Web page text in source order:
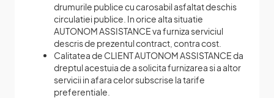
drumurile publice cu carosabil asfaltat deschis
circulatiei publice. In orice alta situatie
AUTONOM ASSISTANCE va furniza serviciul
descris de prezentul contract, contra cost.
Calitatea de CLIENT AUTONOM ASSISTANCE da
dreptul acestuia de a solicita furnizarea si a altor
servicii in afara celor subscrise la tarife
preferentiale.